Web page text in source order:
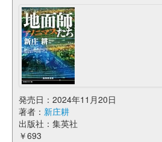
発売日：2024年11月20日
著者： 新庄耕
出版社：集英社
￥693